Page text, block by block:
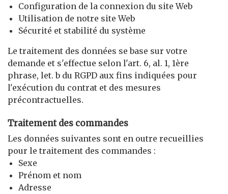
Configuration de la connexion du site Web
Utilisation de notre site Web
Sécurité et stabilité du système
Le traitement des données se base sur votre
demande et s'effectue selon l'art. 6, al. 1, 1ère
phrase, let. b du RGPD aux fins indiquées pour
l'exécution du contrat et des mesures
précontractuelles.
Traitement des commandes
Les données suivantes sont en outre recueillies
pour le traitement des commandes :
Sexe
Prénom et nom
Adresse